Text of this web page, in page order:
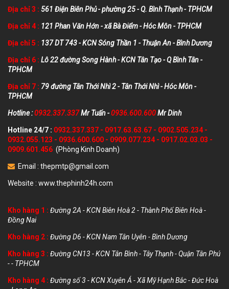
Địa chỉ 3 : 561 Điện Biên Phủ - phường 25 - Q. Bình Thạnh - TPHCM
Địa chỉ 4 : 121 Phan Văn Hớn - xã Bà Điểm - Hóc Môn - TPHCM
Địa chỉ 5 : 137 DT 743 - KCN Sóng Thần 1 - Thuận An - Bình Dương
Địa chỉ 6 : Lô 22 đường Song Hành - KCN Tân Tạo - Q Bình Tân -
TPHCM
Địa chỉ 7 : 79 đường Tân Thới Nhì 2 - Tân Thới Nhì - Hóc Môn -
TPHCM
Hotline :0932.337.337Mr Tuấn -0936.600.600Mr Dinh
Hotline 24/7 : 0932.337.337 - 0917.63.63.67 - 0902.505.234 -
0932.055.123 - 0936.600.600 - 0909.077.234 - 0917.02.03.03 -
0909.601.456 (Phòng Kinh Doanh)
Email : thepmtp@gmail.com
Website : www.thephinh24h.com
Kho hàng 1 : Đường 2A - KCN Biên Hoà 2 - Thành Phố Biên Hoà -
Đồng Nai
Kho hàng 2 : Đường D6 - KCN Nam Tân Uyên - Bình Dương
Kho hàng 3 : Đường CN13 - KCN Tân Bình - Tây Thạnh - Quận Tân Phú
- - TPHCM
Kho hàng 4 : Đường số 3 - KCN Xuyên Á - Xã Mỹ Hạnh Bắc - Đức Hoà